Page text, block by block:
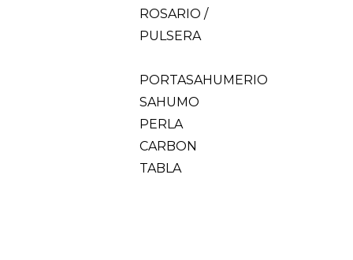
ROSARIO /
PULSERA
PORTASAHUMERIO
SAHUMO
PERLA
CARBON
TABLA